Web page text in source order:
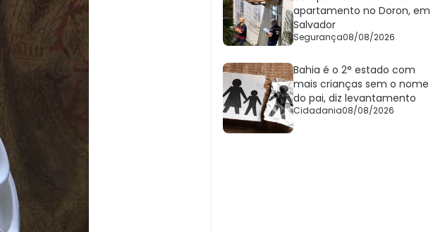
apartamento no Doron, em
Salvador
Segurança08/08/2026
Bahia é o 2° estado com
mais crianças sem o nome
do pai, diz levantamento
Cidadania08/08/2026